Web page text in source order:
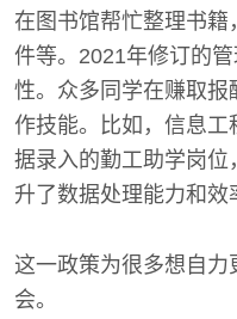
在图书馆帮忙整理书
件等。2021年修订的
性。众多同学在赚取
作技能。比如，信息
据录入的勤工助学岗
升了数据处理能力和效
这一政策为很多想自
会。